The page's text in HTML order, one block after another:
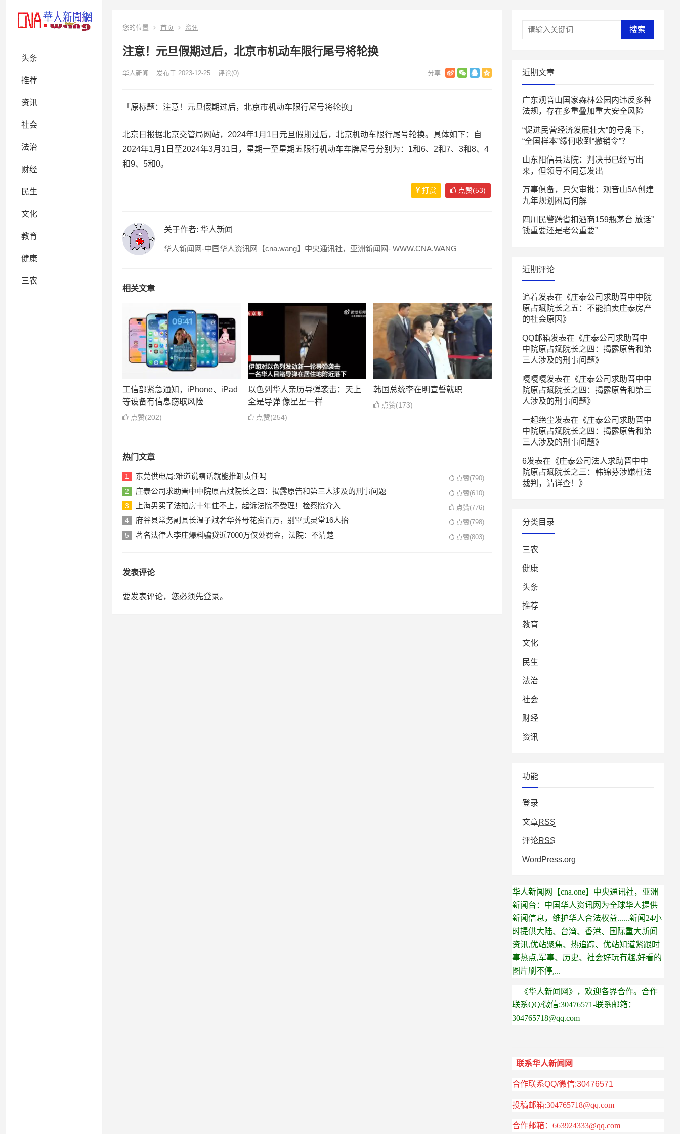
头条
推荐
资讯
社会
法治
财经
民生
文化
教育
健康
三农
您的位置 首页 资讯
注意！元旦假期过后，北京市机动车限行尾号将轮换
华人新闻 发布于 2023-12-25 评论(0)
「原标题：注意！元旦假期过后，北京市机动车限行尾号将轮换」
北京日报据北京交管局网站，2024年1月1日元旦假期过后，北京机动车限行尾号轮换。具体如下：自
2024年1月1日至2024年3月31日，星期一至星期五限行机动车车牌尾号分别为：1和6、2和7、3和8、4
和9、5和0。
打赏 点赞(53)
关于作者: 华人新闻
华人新闻网-中国华人资讯网【cna.wang】中央通讯社，亚洲新闻网- WWW.CNA.WANG
相关文章
工信部紧急通知，iPhone、iPad
等设备有信息窃取风险
点赞(202)
以色列华人亲历导弹袭击：天上
全是导弹 像星星一样
点赞(254)
韩国总统李在明宣誓就职
点赞(173)
热门文章
1 东莞供电局:难道说瞎话就能推卸责任吗 点赞(790)
2 庄泰公司求助晋中中院原占斌院长之四：揭露原告和第三人涉及的刑事问题 点赞(610)
3 上海男买了法拍房十年住不上，起诉法院不受理！检察院介入 点赞(776)
4 府谷县常务副县长温子斌奢华葬母花费百万，别墅式灵堂16人抬 点赞(798)
5 著名法律人李庄爆料骗贷近7000万仅处罚金，法院：不清楚 点赞(803)
发表评论
要发表评论，您必须先登录。
搜索
近期文章
广东观音山国家森林公园内违反多种
法规，存在多重叠加重大安全风险
“促进民营经济发展壮大”的号角下，
“全国样本”缘何收到“撤销令”？
山东阳信县法院：判决书已经写出
来，但领导不同意发出
万事俱备，只欠审批：观音山5A创建
九年规划困局何解
四川民警跨省扣酒商159瓶茅台 放话”
钱重要还是老公重要”
近期评论
追着发表在《庄泰公司求助晋中中院
原占斌院长之五：不能拍卖庄泰房产
的社会原因 》
QQ邮箱发表在《庄泰公司求助晋中
中院原占斌院长之四：揭露原告和第
三人涉及的刑事问题》
嘎嘎嘎发表在《庄泰公司求助晋中中
院原占斌院长之四：揭露原告和第三
人涉及的刑事问题》
一起绝尘发表在《庄泰公司求助晋中
中院原占斌院长之四：揭露原告和第
三人涉及的刑事问题》
6发表在《庄泰公司法人求助晋中中
院原占斌院长之三：韩锦芬涉嫌枉法
裁判，请详查！ 》
分类目录
三农
健康
头条
推荐
教育
文化
民生
法治
社会
财经
资讯
功能
登录
文章RSS
评论RSS
WordPress.org
华人新闻网【cna.one】中央通讯社，亚洲
新闻台：中国华人资讯网为全球华人提供
新闻信息，维护华人合法权益......新闻24小
时提供大陆、台湾、香港、国际重大新闻
资讯,优站聚焦、热追踪、优站知道紧跟时
事热点,军事、历史、社会好玩有趣,好看的
图片刷不停,...
《华人新闻网 》 ，欢迎各界合作。合作
联系QQ/微信:30476571-联系邮箱：
304765718@qq.com
联系华人新闻网
合作联系QQ/微信:30476571
投稿邮箱:304765718@qq.com
合作邮箱： 663924333@qq.com